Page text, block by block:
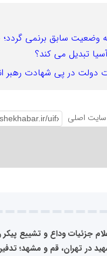
وضعیت سابق برنمی گردد؛
تبدیل می کند؟
رهبر انقلاب/ ۴۰ روز عزا و ۷ روز تعطیلی
سایت اصلی
جزئیات وداع و تشییع پیکر
در تهران، قم و مشهد؛